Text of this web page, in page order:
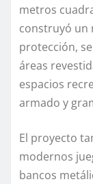
metros
construyó un
protección,
áreas
espacios
armado y
El proyecto
modernos
bancos